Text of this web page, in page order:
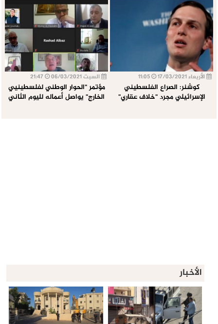
الأربعاء 17/03/2021
كوشنر: الصراع الفلسطيني
الإسرائيلي مجرد "خلاف عقاري"
السبت 06/03/2021
مؤتمر "الحوار الوطني لفلسطينيي
الخارج" يواصل أعماله لليوم الثاني
الأخبار